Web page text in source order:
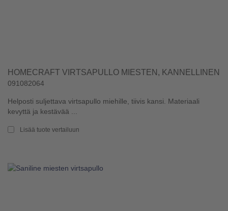
HOMECRAFT VIRTSAPULLO MIESTEN, KANNELLINEN
091082064
Helposti suljettava virtsapullo miehille, tiivis kansi. Materiaali
kevyttä ja kestävää ...
Lisää tuote vertailuun